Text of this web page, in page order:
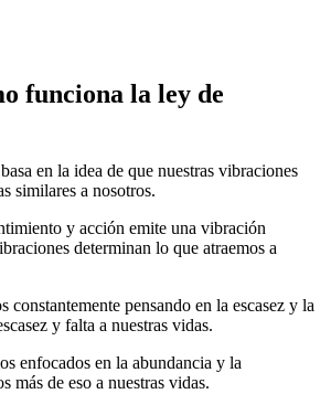
funciona la ley de
en la idea de que nuestras vibraciones
similares a nosotros.
y acción emite una vibración
determinan lo que atraemos a
constantemente pensando en la escasez y la
y falta a nuestras vidas.
enfocados en la abundancia y la
más de eso a nuestras vidas.